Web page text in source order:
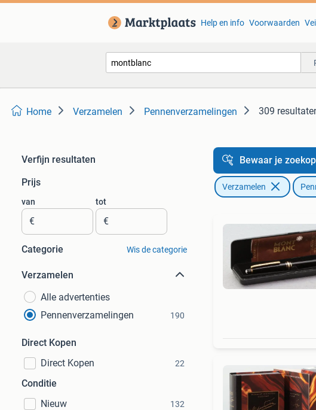
Help en info Voorwaarden
Home Verzamelen Pennenverzamelingen 309
Verfijn resultaten
Prijs
van
€
tot
€
Categorie Wis de categorie
Verzamelen
Alle advertenties
Pennenverzamelingen
190
Direct Kopen
Direct Kopen
22
Conditie
Nieuw
132
Bewaar je
Verzamelen